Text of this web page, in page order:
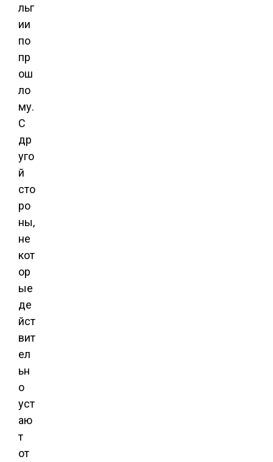
льг
ии
по
пр
ош
ло
му.
С
др
уго
й
сто
ро
ны,
не
кот
ор
ые
де
йст
вит
ел
ьн
о
уст
аю
т
от